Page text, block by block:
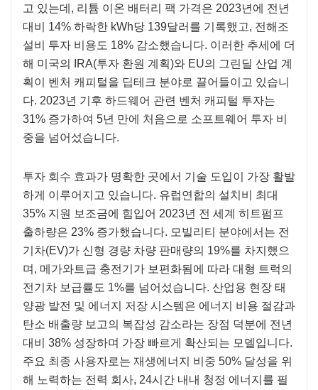
고 있는데, 리튬 이온 배터리 팩 가격은 2023년에 전년
대비 14% 하락한 kWh당 139달러를 기록했고, 전해조
설비 투자 비용도 18% 감소했습니다. 이러한 추세에 더
해 미국의 IRA(투자 환원 계획)와 EU의 그린딜 산업 계
획이 벤처 캐피털을 딥테크 분야로 끌어들이고 있습니
다. 2023년 기후 하드웨어 관련 벤처 캐피털 투자는
31% 증가하여 5년 만에 처음으로 소프트웨어 투자 비
중을 넘어섰습니다.
투자 회수 효과가 명확한 곳에서 기술 도입이 가장 활발
하게 이루어지고 있습니다. 유럽연합의 설치비 최대
35% 지원 보조금에 힘입어 2023년 전 세계 히트펌프
출하량은 23% 증가했습니다. 모빌리티 분야에서는 전
기차(EV)가 신형 경량 차량 판매량의 19%를 차지했으
며, 메가와트급 충전기가 보편화됨에 따라 대형 트럭의
전기차 보급률도 1%를 넘어섰습니다. 산업용 현장 태
양광 발전 및 에너지 저장 시스템은 에너지 비용 절감과
탄소 배출량 보고의 복잡성 감소라는 장점 덕분에 전년
대비 38% 성장하며 가장 빠르게 확산되는 모델입니다.
주요 최종 사용자로는 재생에너지 비중 50% 달성을 위
해 노력하는 전력 회사, 24시간 내내 청정 에너지를 필